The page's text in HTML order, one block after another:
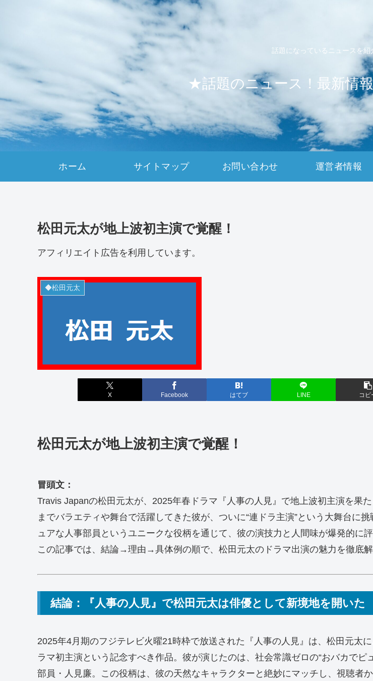
話題になっているニュースを紹
★話題のニュース！最新情
ホーム サイトマップ お問い合わせ 運営者情報
松田元太が地上波初主演で覚醒！
アフィリエイト広告を利用しています。
◆松田元太
X Facebook はてブ LINE コピ
松田元太が地上波初主演で覚醒！
冒頭文：
Travis Japanの松田元太が、2025年春ドラマ『人事の人見』で地上波初主演を果
までバラエティや舞台で活躍してきた彼が、ついに“連ドラ主演”という大舞台に
ュアな人事部員というユニークな役柄を通じて、彼の演技力と人間味が爆発的に評
この記事では、結論→理由→具体例の順で、松田元太のドラマ出演の魅力を徹底解
結論：『人事の人見』で松田元太は俳優として新境地を開いた
2025年4月期のフジテレビ火曜21時枠で放送された『人事の人見』は、松田元太
ラマ初主演という記念すべき作品。彼が演じたのは、社会常識ゼロの“おバカでピ
部員・人見廉。この役柄は、彼の天然なキャラクターと絶妙にマッチし、視聴者